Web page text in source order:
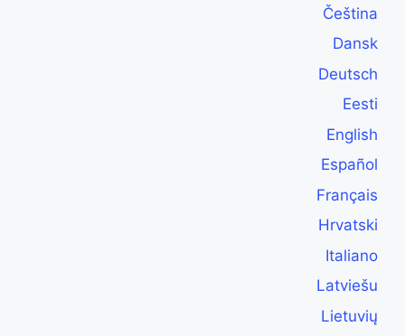
Čeština
Dansk
Deutsch
Eesti
English
Español
Français
Hrvatski
Italiano
Latviešu
Lietuvių